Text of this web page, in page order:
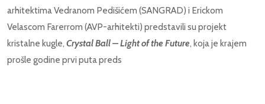
arhitektima Vedranom Pedišićem (SANGRAD) i Erickom
Velascom Farerrom (AVP-arhitekti) predstavili su projekt
kristalne kugle, Crystal Ball – Light of the Future, koja je krajem
prošle godine prvi puta preds